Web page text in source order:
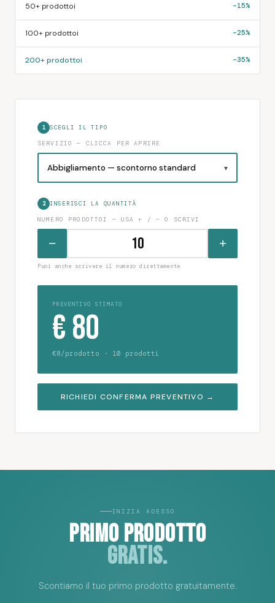
50+ prodottoi −15%
100+ prodottoi −25%
200+ prodottoi −35%
1 SCEGLI IL TIPO
SERVIZIO — CLICCA PER APRIRE
2 INSERISCI LA QUANTITÀ
NUMERO PRODOTTOI — USA + / − O SCRIVI
− +
Puoi anche scrivere il numero direttamente
PREVENTIVO STIMATO
€ 80
€8/prodotto · 10 prodotti
RICHIEDI CONFERMA PREVENTIVO →
INIZIA ADESSO
PRIMO PRODOTTO
GRATIS.
Scontiamo il tuo primo prodotto gratuitamente.